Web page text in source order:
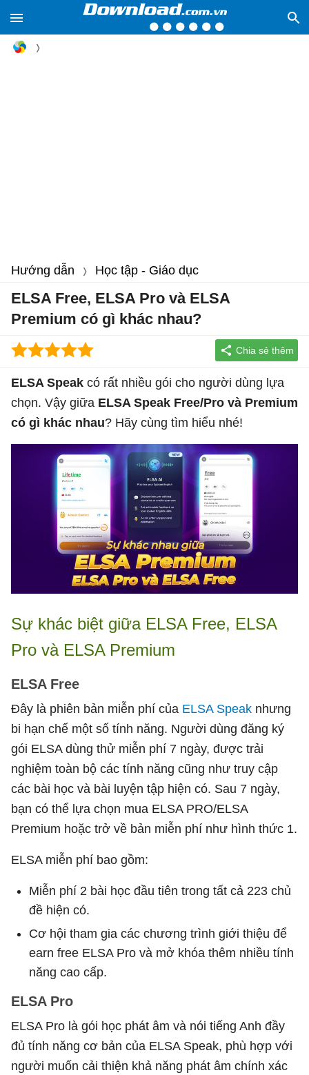
Hướng dẫn Học tập - Giáo dục
ELSA Free, ELSA Pro và ELSA
Premium có gì khác nhau?
ELSA Speak có rất nhiều gói cho người dùng lựa
chọn. Vậy giữa ELSA Speak Free/Pro và Premium
có gì khác nhau? Hãy cùng tìm hiểu nhé!
Sự khác biệt giữa ELSA Free, ELSA
Pro và ELSA Premium
ELSA Free
Đây là phiên bản miễn phí của ELSA Speak nhưng
bi hạn chế một số tính năng. Người dùng đăng ký
gói ELSA dùng thử miễn phí 7 ngày, được trải
nghiệm toàn bộ các tính năng cũng như truy cập
các bài học và bài luyện tập hiện có. Sau 7 ngày,
bạn có thể lựa chọn mua ELSA PRO/ELSA
Premium hoặc trở về bản miễn phí như hình thức 1.
ELSA miễn phí bao gồm:
Miễn phí 2 bài học đầu tiên trong tất cả 223 chủ
đề hiện có.
Cơ hội tham gia các chương trình giới thiệu để
earn free ELSA Pro và mở khóa thêm nhiều tính
năng cao cấp.
ELSA Pro
ELSA Pro là gói học phát âm và nói tiếng Anh đầy
đủ tính năng cơ bản của ELSA Speak, phù hợp với
người muốn cải thiện khả năng phát âm chính xác